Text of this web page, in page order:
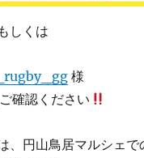
しくは
様
確認ください
、円山鳥居マルシェで